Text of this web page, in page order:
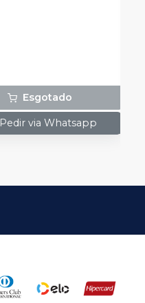
Esgotado
Pedir via Whatsapp